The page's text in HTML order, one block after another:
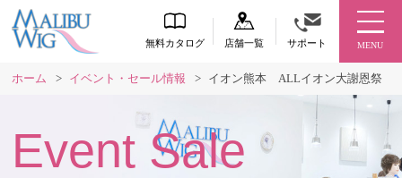
無料カタログ 店舗一覧 サポート MENU
ホーム > イベント・セール情報 > イオン熊本 ALLイオン大謝恩祭
Event Sale